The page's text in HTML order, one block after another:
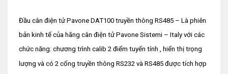
Đầu cân điện tử Pavone DAT100 truyền thông RS485 – Là phiên
bản kinh tế của hãng cân điện tử Pavone Sistemi – Italy với các
chức năng: chương trình calib 2 điểm tuyến tính , hiển thị trọng
lượng và có 2 cổng truyền thông RS232 và RS485 được tích hợp